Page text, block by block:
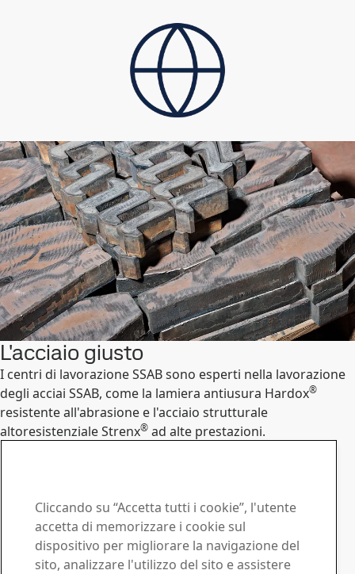
L'acciaio giusto
I centri di lavorazione SSAB sono esperti nella lavorazione
degli acciai SSAB, come la lamiera antiusura Hardox®
resistente all'abrasione e l'acciaio strutturale
altoresistenziale Strenx® ad alte prestazioni.
Contattaci in caso di
domande o richieste
Centri di servizi
Cliccando su “Accetta tutti i cookie”, l'utente
accetta di memorizzare i cookie sul
dispositivo per migliorare la navigazione del
sito, analizzare l'utilizzo del sito e assistere